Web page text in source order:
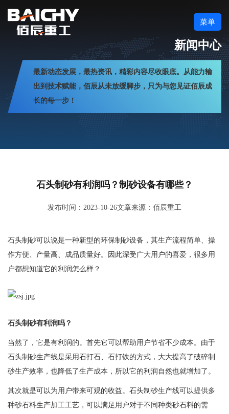
菜单
新闻中心
最新动态发展，最热资讯，精彩内容尽收眼底。从能力输
出到技术赋能，佰辰从未放缓脚步，只为与您见证佰辰成
长的每一步！
石头制砂有利润吗？制砂设备有哪些？
发布时间：2023-10-26文章来源：佰辰重工
石头制砂可以说是一种新型的环保制砂设备，其生产流程简单、操
作方便、产量高、成品质量好。因此深受广大用户的喜爱，很多用
户都想知道它的利润怎么样？
石头制砂有利润吗？
当然了，它是有利润的。首先它可以帮助用户节省不少成本。由于
石头制砂生产线是采用石打石、石打铁的方式，大大提高了破碎制
砂生产效率，也降低了生产成本，所以它的利润自然也就增加了。
其次就是可以为用户带来可观的收益。石头制砂生产线可以提供多
种砂石料生产加工工艺，可以满足用户对于不同种类砂石料的需